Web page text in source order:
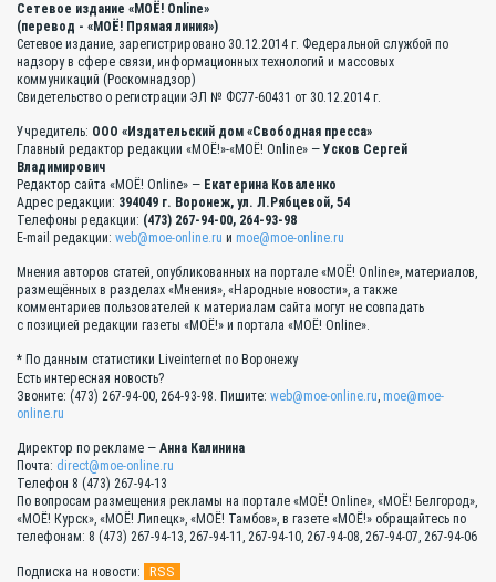
Сетевое издание «МОЁ! Online»
(перевод - «МОЁ! Прямая линия»)
Сетевое издание, зарегистрировано 30.12.2014 г. Федеральной службой по
надзору в сфере связи, информационных технологий и массовых
коммуникаций (Роскомнадзор)
Свидетельство о регистрации ЭЛ № ФС77-60431 от 30.12.2014 г.
Учредитель: ООО «Издательский дом «Свободная пресса»
Главный редактор редакции «МОЁ!»-«МОЁ! Online» — Усков Сергей
Владимирович
Редактор сайта «МОЁ! Online» — Екатерина Коваленко
Адрес редакции: 394049 г. Воронеж, ул. Л.Рябцевой, 54
Телефоны редакции: (473) 267-94-00, 264-93-98
E-mail редакции: web@moe-online.ru и moe@moe-online.ru
Мнения авторов статей, опубликованных на портале «МОЁ! Online», материалов,
размещённых в разделах «Мнения», «Народные новости», а также
комментариев пользователей к материалам сайта могут не совпадать
с позицией редакции газеты «МОЁ!» и портала «МОЁ! Online».
* По данным статистики Liveinternet по Воронежу
Есть интересная новость?
Звоните: (473) 267-94-00, 264-93-98. Пишите: web@moe-online.ru, moe@moe-
online.ru
Директор по рекламе — Анна Калинина
Почта: direct@moe-online.ru
Телефон 8 (473) 267-94-13
По вопросам размещения рекламы на портале «МОЁ! Online», «МОЁ! Белгород»,
«МОЁ! Курск», «МОЁ! Липецк», «МОЁ! Тамбов», в газете «МОЁ!» обращайтесь по
телефонам: 8 (473) 267-94-13, 267-94-11, 267-94-10, 267-94-08, 267-94-07, 267-94-06
Подписка на новости: RSS